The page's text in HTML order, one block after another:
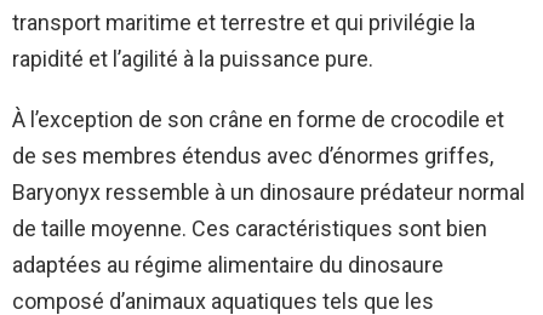
transport maritime et terrestre et qui privilégie la
rapidité et l’agilité à la puissance pure.
À l’exception de son crâne en forme de crocodile et
de ses membres étendus avec d’énormes griffes,
Baryonyx ressemble à un dinosaure prédateur normal
de taille moyenne. Ces caractéristiques sont bien
adaptées au régime alimentaire du dinosaure
composé d’animaux aquatiques tels que les